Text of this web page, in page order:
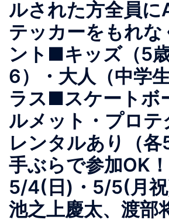
ルされた方全員に
テッカーをもれ
ント■キッズ（5
6）・大人（中学
ラス■スケートボ
ルメット・プロテ
レンタルあり（
手ぶらで参加OK！
5/4(日)・5/5(月祝
池之上慶太、渡部